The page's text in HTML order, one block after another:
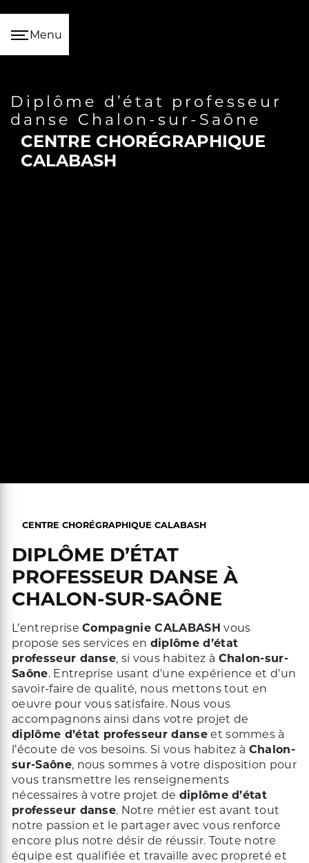
Menu
diplôme d’état professeur
danse Chalon-sur-Saône
CENTRE CHORÉGRAPHIQUE
CALABASH
CENTRE CHORÉGRAPHIQUE CALABASH
DIPLÔME D’ÉTAT
PROFESSEUR DANSE À
CHALON-SUR-SAÔNE
L’entrepriseCompagnie CALABASH vous
propose ses services en diplôme d’état
professeur danse, si vous habitez à Chalon-sur-
Saône. Entreprise usant d’une expérience et d’un
savoir-faire de qualité, nous mettons tout en
oeuvre pour vous satisfaire. Nous vous
accompagnons ainsi dans votre projet de
diplôme d’état professeur danseet sommes à
l’écoute de vos besoins. Si vous habitez à Chalon-
sur-Saône, nous sommes à votre disposition pour
vous transmettre les renseignements
nécessaires à votre projet de diplôme d’état
professeur danse. Notre métier est avant tout
notre passion et le partager avec vous renforce
encore plus notre désir de réussir. Toute notre
équipe est qualifiée et travaille avec propreté et